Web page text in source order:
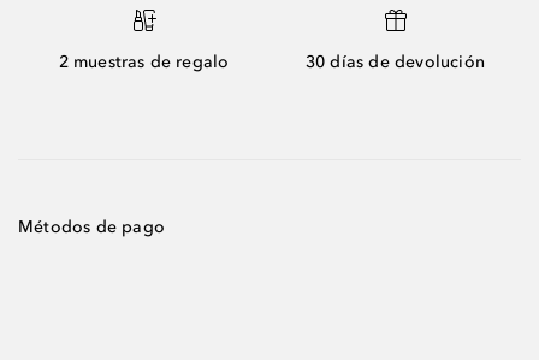
2 muestras de regalo 30 días de devolución
Métodos de pago